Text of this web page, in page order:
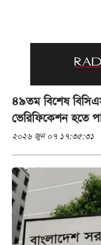
৪৯তম বিশেষ
ভেরিফিকেশন হতে
২০২৬ জুন ০৭ ১৭:৩৫:৩১